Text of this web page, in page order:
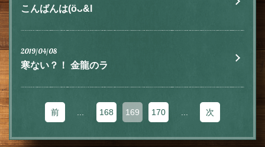
こんばんは(öᴗ&l
2019/04/08
寒ない？！ 金龍のラ
前 168 169 170 次